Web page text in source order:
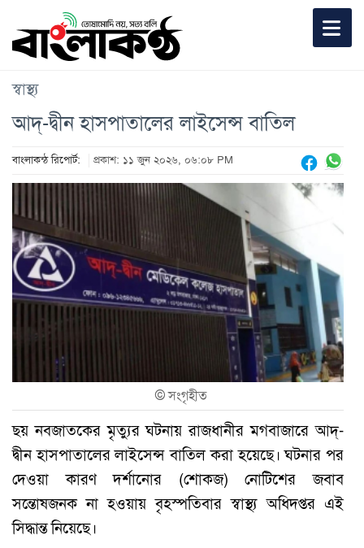
স্বাস্থ্য
আদ্-দ্বীন হাসপাতালের লাইসেন্স বাতিল
বাংলাকন্ঠ রিপোর্ট: প্রকাশ: ১১ জুন ২০২৬, ০৬:০৮ PM
©সংগৃহীত
ছয় নবজাতকের মৃত্যুর ঘটনায় রাজধানীর মগবাজারে আদ্-
দ্বীন হাসপাতালের লাইসেন্স বাতিল করা হয়েছে। ঘটনার পর
দেওয়া কারণ দর্শানোর (শোকজ) নোটিশের জবাব
সন্তোষজনক না হওয়ায় বৃহস্পতিবার স্বাস্থ্য অধিদপ্তর এই
সিদ্ধান্ত নিয়েছে।